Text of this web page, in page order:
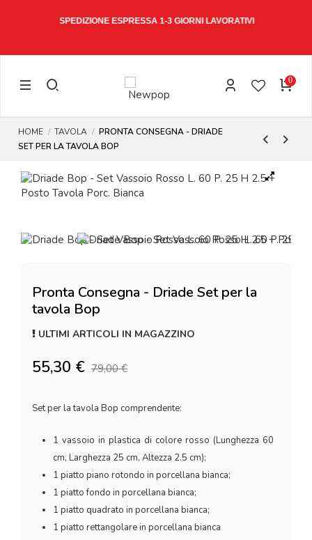
SPEDIZIONE ESPRESSA 1-3 GIORNI LAVORATIVI
0
HOME TAVOLA
PRONTA CONSEGNA - DRIADE
SET PER LA TAVOLA BOP
Pronta Consegna - Driade Set per la
tavola Bop
ULTIMI ARTICOLI IN MAGAZZINO
55,30 € 79,00 €
Set per la tavola Bop comprendente:
1 vassoio in plastica di colore rosso (Lunghezza 60
cm, Larghezza 25 cm, Altezza 2.5 cm);
1 piatto piano rotondo in porcellana bianca;
1 piatto fondo in porcellana bianca;
1 piatto quadrato in porcellana bianca;
1 piatto rettangolare in porcellana bianca